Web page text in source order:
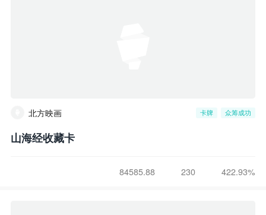
北方映画 卡牌 众筹成功
山海经收藏卡
84585.88 230 422.93%